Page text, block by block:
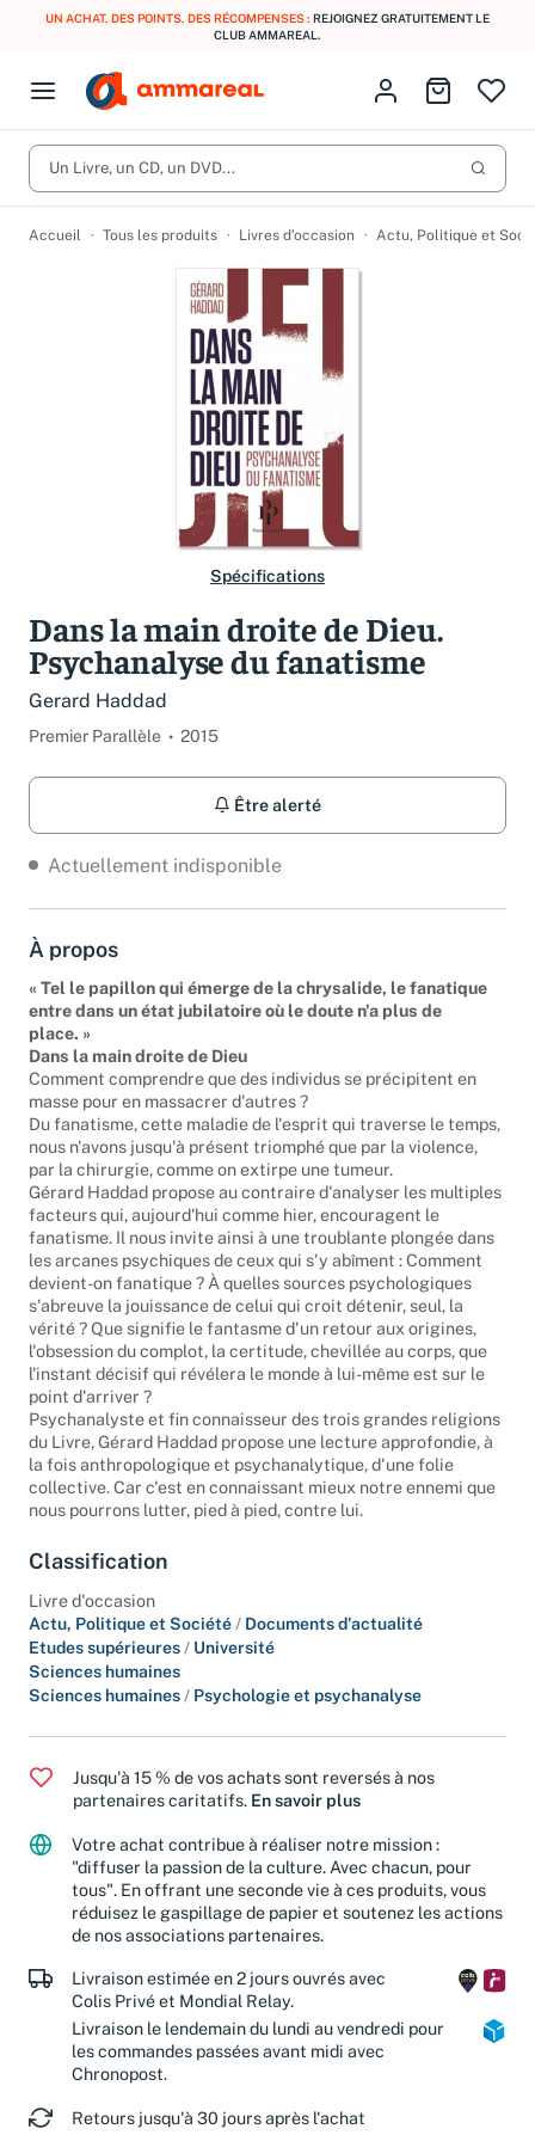
UN ACHAT, DES POINTS, DES RÉCOMPENSES : REJOIGNEZ GRATUITEMENT LE
CLUB AMMAREAL.
Open menu
Fermer le menu
CD d'occasion
Produits Catégories
Vous n'avez pas trouvé l'article que vous cherchiez ?
Activez les notifications dans votre compte pour être alerté dès
qu'il est en stock.
Créer une alerte
Identifiez-vous
Aller au
Un Livre, un CD, un DVD...
Accueil Tous les produits Livres d’occasion Actu, Politique et
Spécifications
Dans la main droite de Dieu.
Psychanalyse du fanatisme
Gerard Haddad
Premier Parallèle 2015
Être alerté
Actuellement indisponible
À propos
« Tel le papillon qui émerge de la chrysalide, le fanatique
entre dans un état jubilatoire où le doute n'a plus de
place. »
Dans la main droite de Dieu
Comment comprendre que des individus se précipitent en
masse pour en massacrer d'autres ?
Du fanatisme, cette maladie de l'esprit qui traverse le temps,
nous n'avons jusqu'à présent triomphé que par la violence,
par la chirurgie, comme on extirpe une tumeur.
Gérard Haddad propose au contraire d'analyser les multiples
facteurs qui, aujourd'hui comme hier, encouragent le
fanatisme. Il nous invite ainsi à une troublante plongée dans
les arcanes psychiques de ceux qui s'y abîment : Comment
devient-on fanatique ? À quelles sources psychologiques
s'abreuve la jouissance de celui qui croit détenir, seul, la
vérité ? Que signifie le fantasme d'un retour aux origines,
l'obsession du complot, la certitude, chevillée au corps, que
l'instant décisif qui révélera le monde à lui-même est sur le
point d'arriver ?
Psychanalyste et fin connaisseur des trois grandes religions
du Livre, Gérard Haddad propose une lecture approfondie, à
la fois anthropologique et psychanalytique, d'une folie
collective. Car c'est en connaissant mieux notre ennemi que
nous pourrons lutter, pied à pied, contre lui.
Classification
Livre d'occasion
Actu, Politique et Société / Documents d'actualité
Etudes supérieures / Université
Sciences humaines
Sciences humaines / Psychologie et psychanalyse
Jusqu'à 15 % de vos achats sont reversés à nos
partenaires caritatifs. En savoir plus
Votre achat contribue à réaliser notre mission :
"diffuser la passion de la culture. Avec chacun, pour
tous". En offrant une seconde vie à ces produits, vous
réduisez le gaspillage de papier et soutenez les actions
de nos associations partenaires.
Livraison estimée en 2 jours ouvrés avec
Colis Privé et Mondial Relay.
Livraison le lendemain du lundi au vendredi pour
les commandes passées avant midi avec
Chronopost.
Retours jusqu'à 30 jours après l'achat